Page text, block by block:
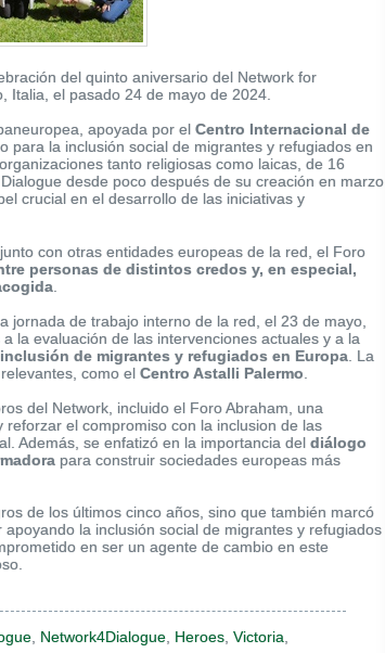
del quinto aniversario del Network for
Italia, el pasado 24 de mayo de 2024.
apoyada por el Centro Internacional de
para la inclusión social de migrantes y refugiados en
tanto religiosas como laicas, de 16
desde poco después de su creación en marzo
crucial en el desarrollo de las iniciativas y
and shares the same attributes as the other rolex
to the wrist by a black rubber strap.
con otras entidades europeas de la red, el Foro
personas de distintos credos y, en especial,
jornada de trabajo interno de la red, el 23 de mayo,
la evaluación de las intervenciones actuales y a la
de migrantes y refugiados en Europa . La
como el Centro Astalli Palermo
del Network, incluido el Foro Abraham, una
el compromiso con la inclusion de las
Además, se enfatizó en la importancia del diálogo
para construir sociedades europeas más
de los últimos cinco años, sino que también marcó
la inclusión social de migrantes y refugiados
en ser un agente de cambio en este
Network4Dialogue Heroes Victoria